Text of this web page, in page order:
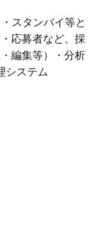
スタンバイ等と
応募者など、採
編集等）・分析
システム